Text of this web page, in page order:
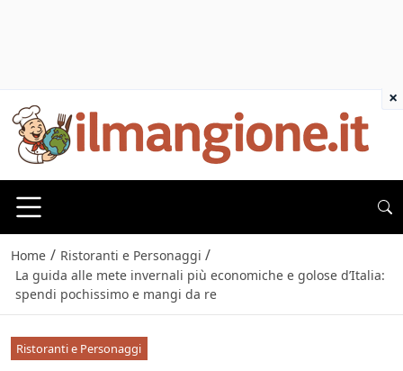
Home / Ristoranti e Personaggi /
La guida alle mete invernali più economiche e golose d’Italia:
spendi pochissimo e mangi da re
Ristoranti e Personaggi
×